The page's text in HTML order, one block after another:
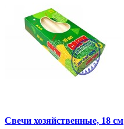
Свечи хозяйственные, 18 см